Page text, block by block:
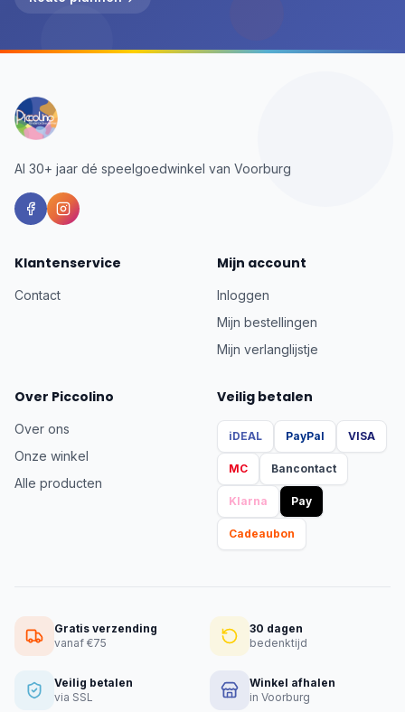
Al 30+ jaar dé speelgoedwinkel van Voorburg
Klantenservice
Contact
Mijn account
Inloggen
Mijn bestellingen
Mijn verlanglijstje
Over Piccolino
Over ons
Onze winkel
Alle producten
Veilig betalen
iDEAL PayPal VISA
MC Bancontact
Klarna Pay
Cadeaubon
Gratis verzending
vanaf €75
30 dagen
bedenktijd
Veilig betalen
via SSL
Winkel afhalen
in Voorburg